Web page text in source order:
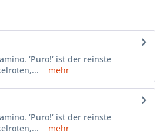
‘Puro!‘ ist der reinste
mehr
‘Puro!‘ ist der reinste
mehr